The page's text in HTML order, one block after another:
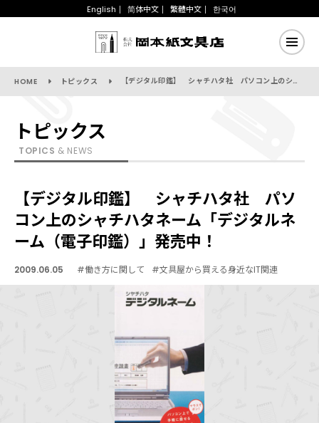
English 简体中文 繁體中文 한국어
HOME トピックス 【デジタル印鑑】 シャチハタ社 パソコン上のシャチハタネーム「デジタルネーム（電子印鑑）」発売中！
トピックス
TOPICS & NEWS
【デジタル印鑑】 シャチハタ社 パソ
コン上のシャチハタネーム「デジタルネ
ーム（電子印鑑）」発売中！
2009.06.05 #働き方に関して #文具屋から買える身近なIT関連